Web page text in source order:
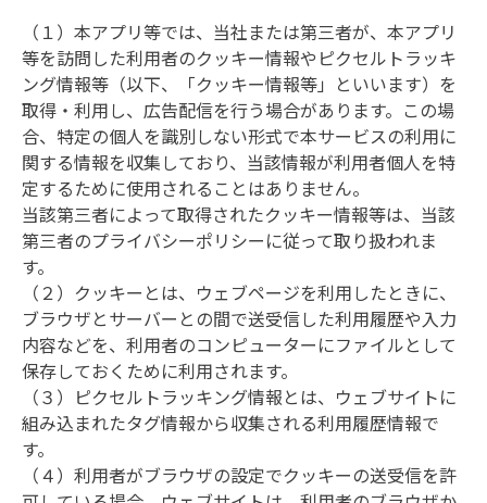
（１）本アプリ等では、当社または第三者が、本アプリ
等を訪問した利用者のクッキー情報やピクセルトラッキ
ング情報等（以下、「クッキー情報等」といいます）を
取得・利用し、広告配信を行う場合があります。この場
合、特定の個人を識別しない形式で本サービスの利用に
関する情報を収集しており、当該情報が利用者個人を特
定するために使用されることはありません。
当該第三者によって取得されたクッキー情報等は、当該
第三者のプライバシーポリシーに従って取り扱われま
す。
（２）クッキーとは、ウェブページを利用したときに、
ブラウザとサーバーとの間で送受信した利用履歴や入力
内容などを、利用者のコンピューターにファイルとして
保存しておくために利用されます。
（３）ピクセルトラッキング情報とは、ウェブサイトに
組み込まれたタグ情報から収集される利用履歴情報で
す。
（４）利用者がブラウザの設定でクッキーの送受信を許